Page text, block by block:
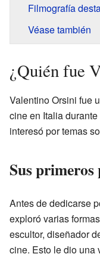
Filmografía
Véase también
¿Quién fue
Valentino Orsini fue
cine en Italia
interesó por temas
Sus primeros
Antes de dedicarse
exploró varias
escultor, diseñador
cine. Esto le dio una